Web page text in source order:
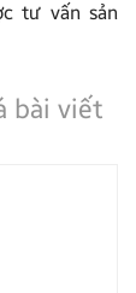
tư vấn sản
bài viết